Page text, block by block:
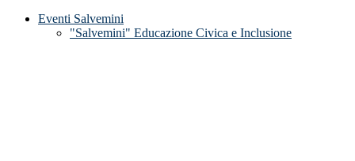
Eventi Salvemini
"Salvemini" Educazione Civica e Inclusione